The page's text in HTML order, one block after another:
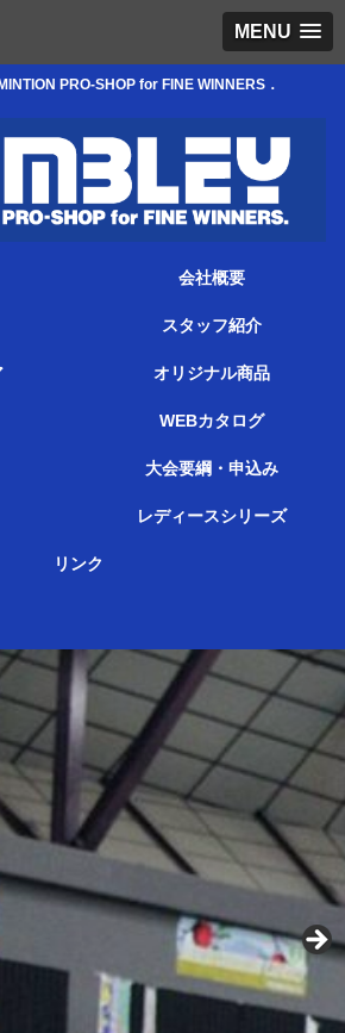
MENU
PRO-SHOP for FINE WINNERS．
会社概要
スタッフ紹介
オリジナル商品
WEBカタログ
大会要綱・申込み
レディースシリーズ
リンク